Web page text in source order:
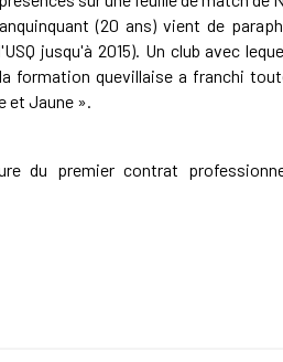
(20 ans) vient de
jusqu'à 2015). Un club avec
formation quevillaise a franchi
et Jaune ».
du premier contrat